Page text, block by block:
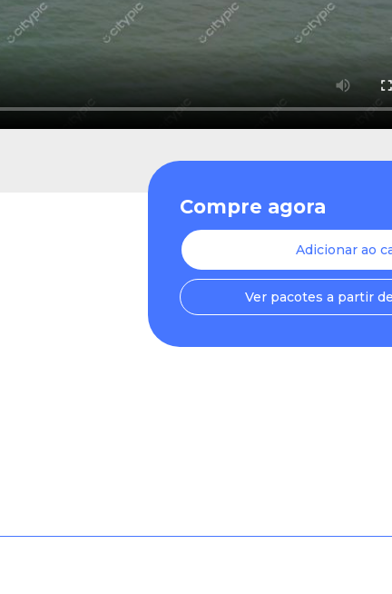
Compre agora
Adicionar ao
Ver pacotes a partir